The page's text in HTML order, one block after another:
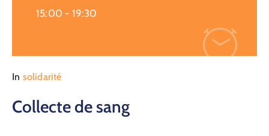
15:00 - 19:30
In solidarité
Collecte de sang